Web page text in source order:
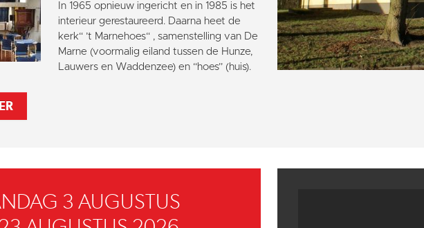
In 1965 opnieuw ingericht en in 1985 is het
interieur gerestaureerd. Daarna heet de
kerk“ ’t Marnehoes“ , samenstelling van De
Marne (voormalig eiland tussen de Hunze,
Lauwers en Waddenzee) en “hoes” (huis).
3 AUGUSTUS